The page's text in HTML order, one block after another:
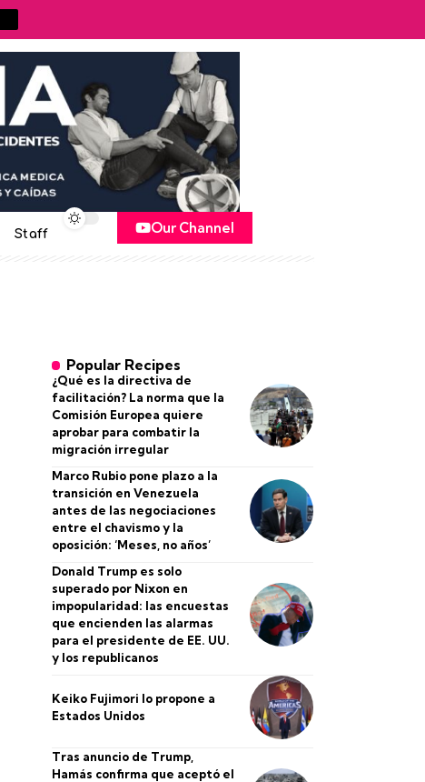
Staff Our Channel
Popular Recipes
¿Qué es la directiva de
facilitación? La norma que la
Comisión Europea quiere
aprobar para combatir la
migración irregular
Marco Rubio pone plazo a la
transición en Venezuela
antes de las negociaciones
entre el chavismo y la
oposición: ‘Meses, no años’
Donald Trump es solo
superado por Nixon en
impopularidad: las encuestas
que encienden las alarmas
para el presidente de EE. UU.
y los republicanos
Keiko Fujimori lo propone a
Estados Unidos
Tras anuncio de Trump,
Hamás confirma que aceptó el